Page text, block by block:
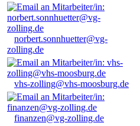
norbert.sonnhuetter@vg-
zolling.de
vhs-zolling@vhs-moosburg.de
finanzen@vg-zolling.de